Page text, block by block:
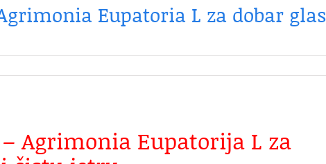
Eupatoria L za dobar glas
Agrimonia Eupatorija L za